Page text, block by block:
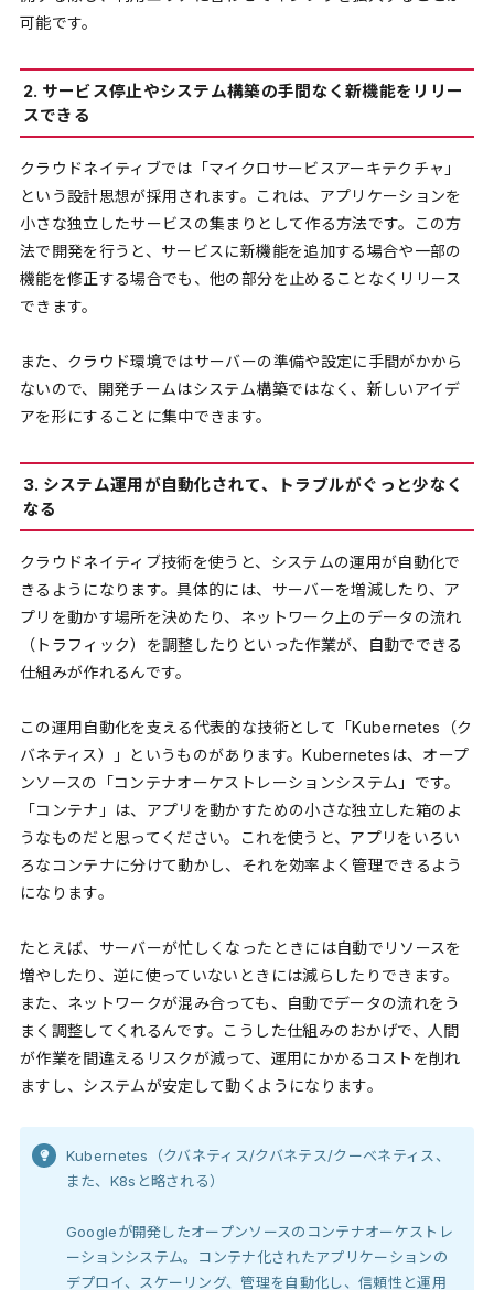
可能です。
2. サービス停止やシステム構築の手間なく新機能をリリー
スできる
クラウドネイティブでは「マイクロサービスアーキテクチャ」
という設計思想が採用されます。これは、アプリケーションを
小さな独立したサービスの集まりとして作る方法です。この方
法で開発を行うと、サービスに新機能を追加する場合や一部の
機能を修正する場合でも、他の部分を止めることなくリリース
できます。
また、クラウド環境ではサーバーの準備や設定に手間がかから
ないので、開発チームはシステム構築ではなく、新しいアイデ
アを形にすることに集中できます。
3. システム運用が自動化されて、トラブルがぐっと少なく
なる
クラウドネイティブ技術を使うと、システムの運用が自動化で
きるようになります。具体的には、サーバーを増減したり、ア
プリを動かす場所を決めたり、ネットワーク上のデータの流れ
（トラフィック）を調整したりといった作業が、自動でできる
仕組みが作れるんです。
この運用自動化を支える代表的な技術として「Kubernetes（ク
バネティス）」というものがあります。Kubernetesは、オープ
ンソースの「コンテナオーケストレーションシステム」です。
「コンテナ」は、アプリを動かすための小さな独立した箱のよ
うなものだと思ってください。これを使うと、アプリをいろい
ろなコンテナに分けて動かし、それを効率よく管理できるよう
になります。
たとえば、サーバーが忙しくなったときには自動でリソースを
増やしたり、逆に使っていないときには減らしたりできます。
また、ネットワークが混み合っても、自動でデータの流れをう
まく調整してくれるんです。こうした仕組みのおかげで、人間
が作業を間違えるリスクが減って、運用にかかるコストを削れ
ますし、システムが安定して動くようになります。
Kubernetes（クバネティス/クバネテス/クーべネティス、
また、K8sと略される）
Googleが開発したオープンソースのコンテナオーケストレ
ーションシステム。コンテナ化されたアプリケーションの
デプロイ、スケーリング、管理を自動化し、信頼性と運用